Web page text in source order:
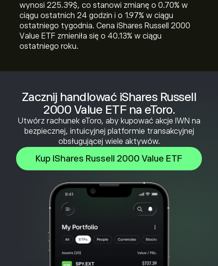
Zacznij handlować iShares Russell
2000 Value ETF na eToro.
Utwórz rachunek eToro, aby kupować akcje IWN na
bezpiecznej, intuicyjnej platformie transakcyjnej
obsługującej wiele aktywów.
Kup iShares Russell 2000 Value ETF
wynosi 225.39‎$‎, co stanowi zmianę o ‎0.70‎% w
ciągu ostatnich 24 godzin i o ‎1.97‎% w ciągu
ostatniego tygodnia. Cena iShares Russell 2000
Value ETF zmieniła się o ‎40.13‎% w ciągu
ostatniego roku.